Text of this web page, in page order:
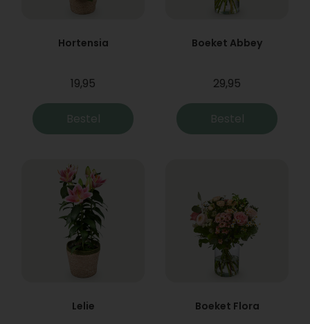
Hortensia
19,95
Bestel
Boeket Abbey
29,95
Bestel
Lelie Boeket Flora